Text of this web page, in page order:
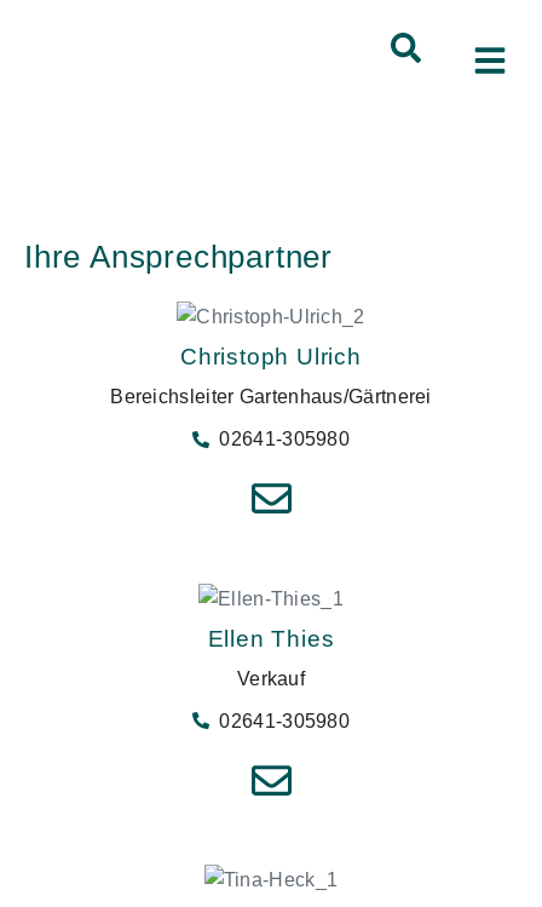
Ihre Ansprechpartner
Christoph Ulrich
Bereichsleiter Gartenhaus/Gärtnerei
02641-305980
Ellen Thies
Verkauf
02641-305980